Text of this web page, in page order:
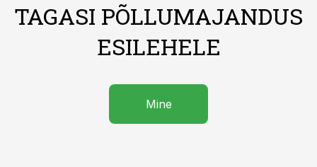
TAGASI PÕLLUMAJANDUS
ESILEHELE
Mine